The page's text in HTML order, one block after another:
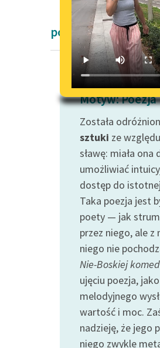
powieści
Motyw: Poezja
Została
sztuki ze
sławę: miała
umożliwiać
dostęp do istotnej
Taka poezja jest
poety — jak
przez niego, ale z
niego nie
Nie-Boskiej
ujęciu poezja,
melodyjnego
wartość i moc.
nadzieję, że jego
niego zwykle